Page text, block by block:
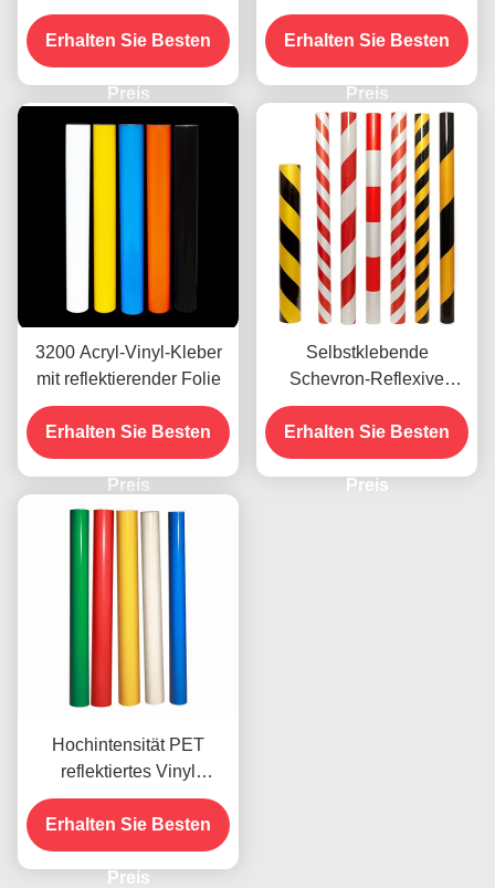
reflektierendes Vinyl für
Straßenschilder
Erhalten Sie Besten
Preis
Vinylfolie, Techniker-
Qualität OEM
Erhalten Sie Besten
Preis
3200 Acryl-Vinyl-Kleber
mit reflektierender Folie
Erhalten Sie Besten
Preis
Selbstklebende
Schevron-Reflexive
Vinylfolie Vinylroll
Werbequalität
Erhalten Sie Besten
Preis
Hochintensität PET
reflektiertes Vinyl
Durchsichtiges
reflektierendes Vinylblech
Erhalten Sie Besten
Preis